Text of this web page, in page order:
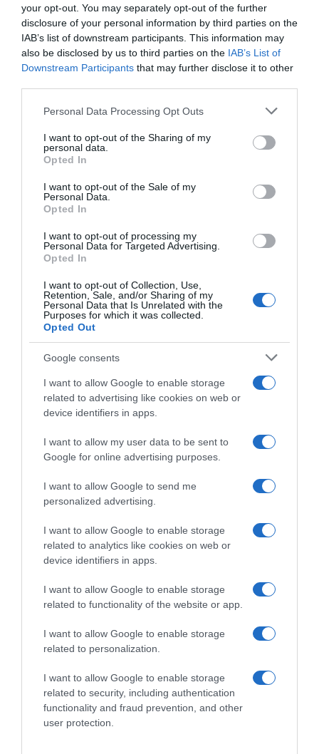
your opt-out. You may separately opt-out of the further
disclosure of your personal information by third parties on the
IAB’s list of downstream participants. This information may
also be disclosed by us to third parties on the IAB’s List of
Downstream Participants that may further disclose it to other
Please note that this website/app uses one or more Google
not limited to your visit or usage behaviour. You may click to
grant or deny consent to Google and its third-party tags to
use your data for below specified purposes in below Google
consent section.
Personal Data Processing Opt Outs
I want to opt-out of the Sharing of my
personal data.
Opted In
I want to opt-out of the Sale of my
Personal Data.
Opted In
I want to opt-out of processing my
Personal Data for Targeted Advertising.
Opted In
I want to opt-out of Collection, Use,
Retention, Sale, and/or Sharing of my
Personal Data that Is Unrelated with the
Purposes for which it was collected.
Opted Out
Google consents
I want to allow Google to enable storage
related to advertising like cookies on web or
device identifiers in apps.
I want to allow my user data to be sent to
Google for online advertising purposes.
I want to allow Google to send me
personalized advertising.
I want to allow Google to enable storage
related to analytics like cookies on web or
device identifiers in apps.
I want to allow Google to enable storage
related to functionality of the website or app.
I want to allow Google to enable storage
related to personalization.
I want to allow Google to enable storage
related to security, including authentication
functionality and fraud prevention, and other
user protection.
Η κυβέρνηση παρουσίασε το πλάνο της για τις
αλλαγές που επίκεινται ως προς το ασφαλιστικό
σύστημα
ΟΙΚΟΝΟΜΙΑ
Οι 8 σημαντικότερες αλλαγές που φέρνει το
ασφαλιστικό νομοσχέδιο – Όλα όσα
προβλέπονται
Οι βασικοί άξονες του νομοσχεδίου
ΕΛΛΑΔΑ
Πιο εύκολη η έκδοση ασφαλιστικής
ενημερότητας στον ΕΦΚΑ – Τι αλλάζει